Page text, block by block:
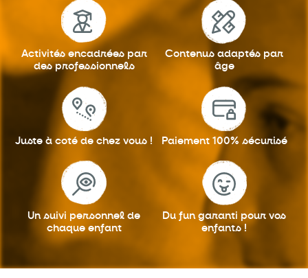
Activités encadrées par
des professionnels
Contenus adaptés par
âge
Juste à coté de chez vous ! Paiement 100% sécurisé
Un suivi personnel de
chaque enfant
Du fun garanti pour vos
enfants !